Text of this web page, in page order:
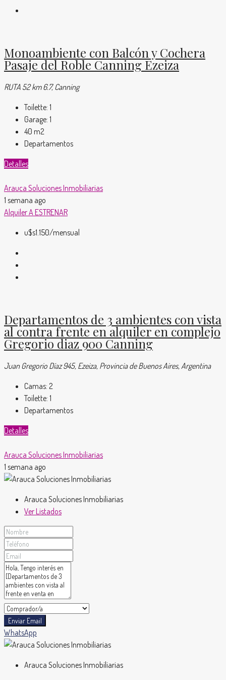
Monoambiente con Balcón y Cochera
Pasaje del Roble Canning Ezeiza
RUTA 52 km 6.7, Canning
Toilette: 1
Garage: 1
40 m2
Departamentos
Detalles
Arauca Soluciones Inmobiliarias
1 semana ago
AlquilerA ESTRENAR
u$s1.150/mensual
Departamentos de 3 ambientes con vista
al contra frente en alquiler en complejo
Gregorio diaz 900 Canning
Juan Gregorio Díaz 945, Ezeiza, Provincia de Buenos Aires, Argentina
Camas: 2
Toilette: 1
Departamentos
Detalles
Arauca Soluciones Inmobiliarias
1 semana ago
Arauca Soluciones Inmobiliarias
Ver Listados
Enviar Email
WhatsApp
Arauca Soluciones Inmobiliarias